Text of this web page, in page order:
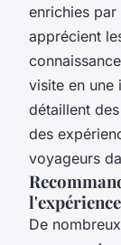
enrichies par
apprécient
visite en une
détaillent
des
voyageurs
De